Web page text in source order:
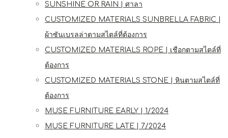
SUNSHINE OR RAIN | ศาลา
CUSTOMIZED MATERIALS SUNBRELLA FABRIC |
ผ้าซันเบรลล่าตามสไตล์ที่ต้องการ
CUSTOMIZED MATERIALS ROPE | เชือกตามสไตล์ที่
ต้องการ
CUSTOMIZED MATERIALS STONE | หินตามสไตล์ที่
ต้องการ
MUSE FURNITURE EARLY | 1/2024
MUSE FURNITURE LATE | 7/2024